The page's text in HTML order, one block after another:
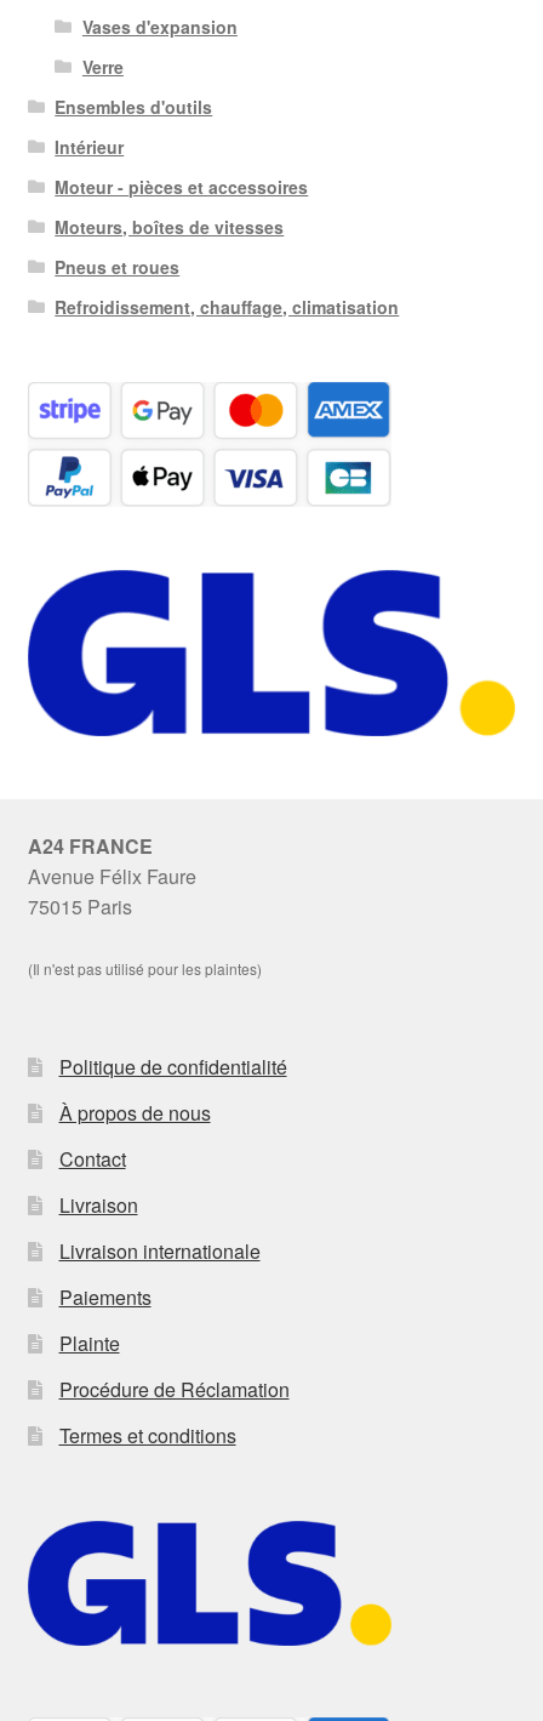
Vases d'expansion
Verre
Ensembles d'outils
Intérieur
Moteur - pièces et accessoires
Moteurs, boîtes de vitesses
Pneus et roues
Refroidissement, chauffage, climatisation
A24 FRANCE
Avenue Félix Faure
75015 Paris
(Il n'est pas utilisé pour les plaintes)
Politique de confidentialité
À propos de nous
Contact
Livraison
Livraison internationale
Paiements
Plainte
Procédure de Réclamation
Termes et conditions